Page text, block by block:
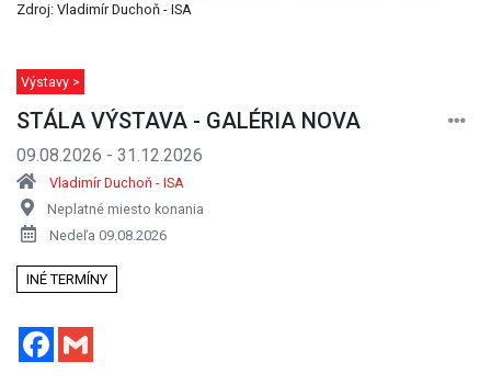
Zdroj: Vladimír Duchoň - ISA
Výstavy >
STÁLA VÝSTAVA - GALÉRIA NOVA
09.08.2026 - 31.12.2026
Vladimír Duchoň - ISA
Neplatné miesto konania
Nedeľa 09.08.2026
INÉ TERMÍNY
Facebook